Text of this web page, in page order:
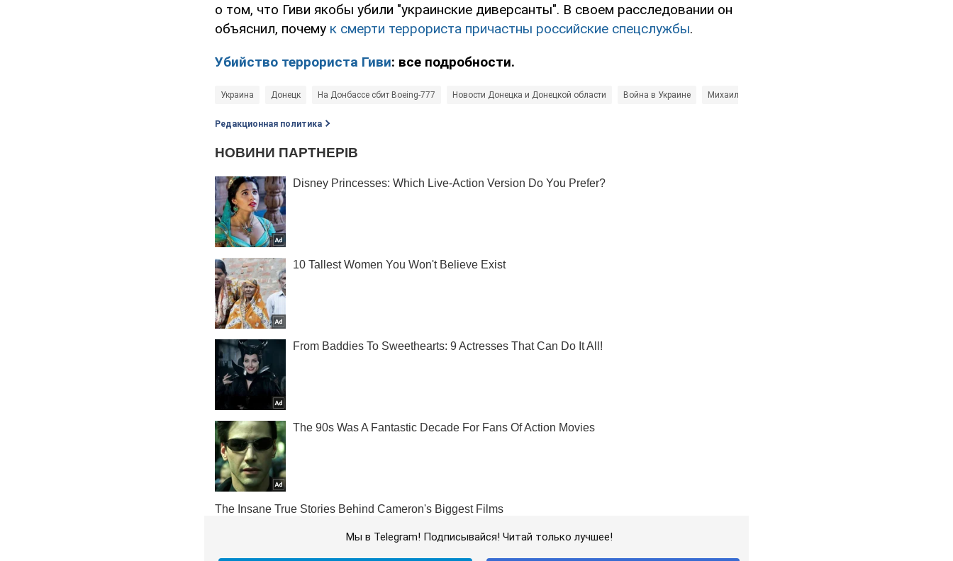
о том, что Гиви якобы убили "украинские диверсанты". В своем расследовании он
объяснил, почему к смерти террориста причастны российские спецслужбы.
Убийство террориста Гиви: все подробности.
Украина Донецк На Донбассе сбит Boeing-777 Новости Донецка и Донецкой области Война в Украине Михаил Толстых (Гиви)
Редакционная политика
Мы в Telegram! Подписывайся! Читай только лучшее!